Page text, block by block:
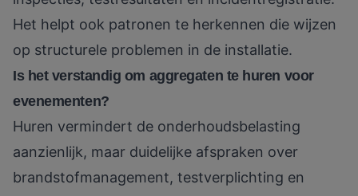
Het helpt ook patronen te herkennen die wijzen
op structurele problemen in de installatie.
Is het verstandig om aggregaten te huren voor
evenementen?
Huren vermindert de onderhoudsbelasting
aanzienlijk, maar duidelijke afspraken over
brandstofmanagement, testverplichting en